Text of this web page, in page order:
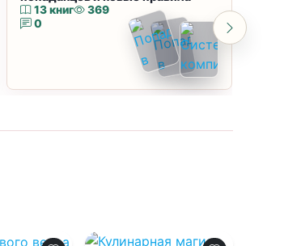
13 книг
369
0